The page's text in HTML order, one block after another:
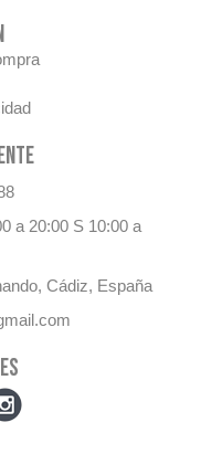
a 20:00 S 10:00 a
Cádiz, España